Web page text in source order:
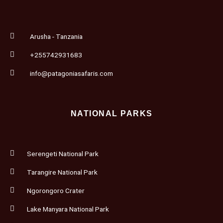
Arusha - Tanzania
+255742931683
info@patagoniasafaris.com
NATIONAL PARKS
Serengeti National Park
Tarangire National Park
Ngorongoro Crater
Lake Manyara National Park